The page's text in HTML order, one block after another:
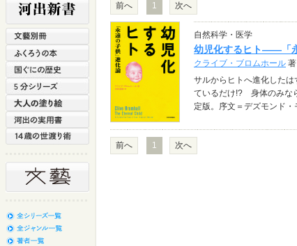
前へ 1 次へ
自然科学・医学
幼児化するヒト――「
クライブ・ブロムホール 著
サルからヒトへ進化した
ているだけ!? 身体のみな
定版。序文＝デズモンド・
前へ 1 次へ